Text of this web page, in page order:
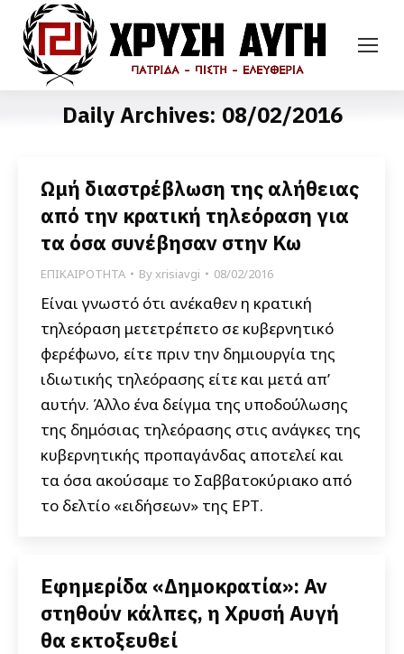
Daily Archives: 08/02/2016
Ωμή διαστρέβλωση της αλήθειας
από την κρατική τηλεόραση για
τα όσα συνέβησαν στην Κω
ΕΠΙΚΑΙΡΟΤΗΤΑ Byxrisiavgi 08/02/2016
Είναι γνωστό ότι ανέκαθεν η κρατική
τηλεόραση μετετρέπετο σε κυβερνητικό
φερέφωνο, είτε πριν την δημιουργία της
ιδιωτικής τηλεόρασης είτε και μετά απ’
αυτήν. Άλλο ένα δείγμα της υποδούλωσης
της δημόσιας τηλεόρασης στις ανάγκες της
κυβερνητικής προπαγάνδας αποτελεί και
τα όσα ακούσαμε το Σαββατοκύριακο από
το δελτίο «ειδήσεων» της ΕΡΤ.
Εφημερίδα «Δημοκρατία»: Αν
στηθούν κάλπες, η Χρυσή Αυγή
θα εκτοξευθεί